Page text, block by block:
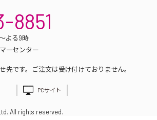
8851
よる9時
ーセンター
先です。ご注文は受け付けておりません。
PCサイト
All rights reserved.